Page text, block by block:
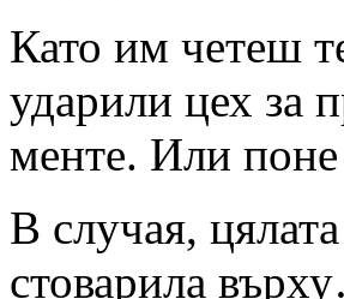
Като им четеш
ударили цех за
менте. Или
В случая,
стоварила